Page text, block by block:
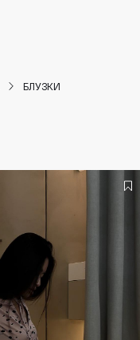
БЛУЗКИ